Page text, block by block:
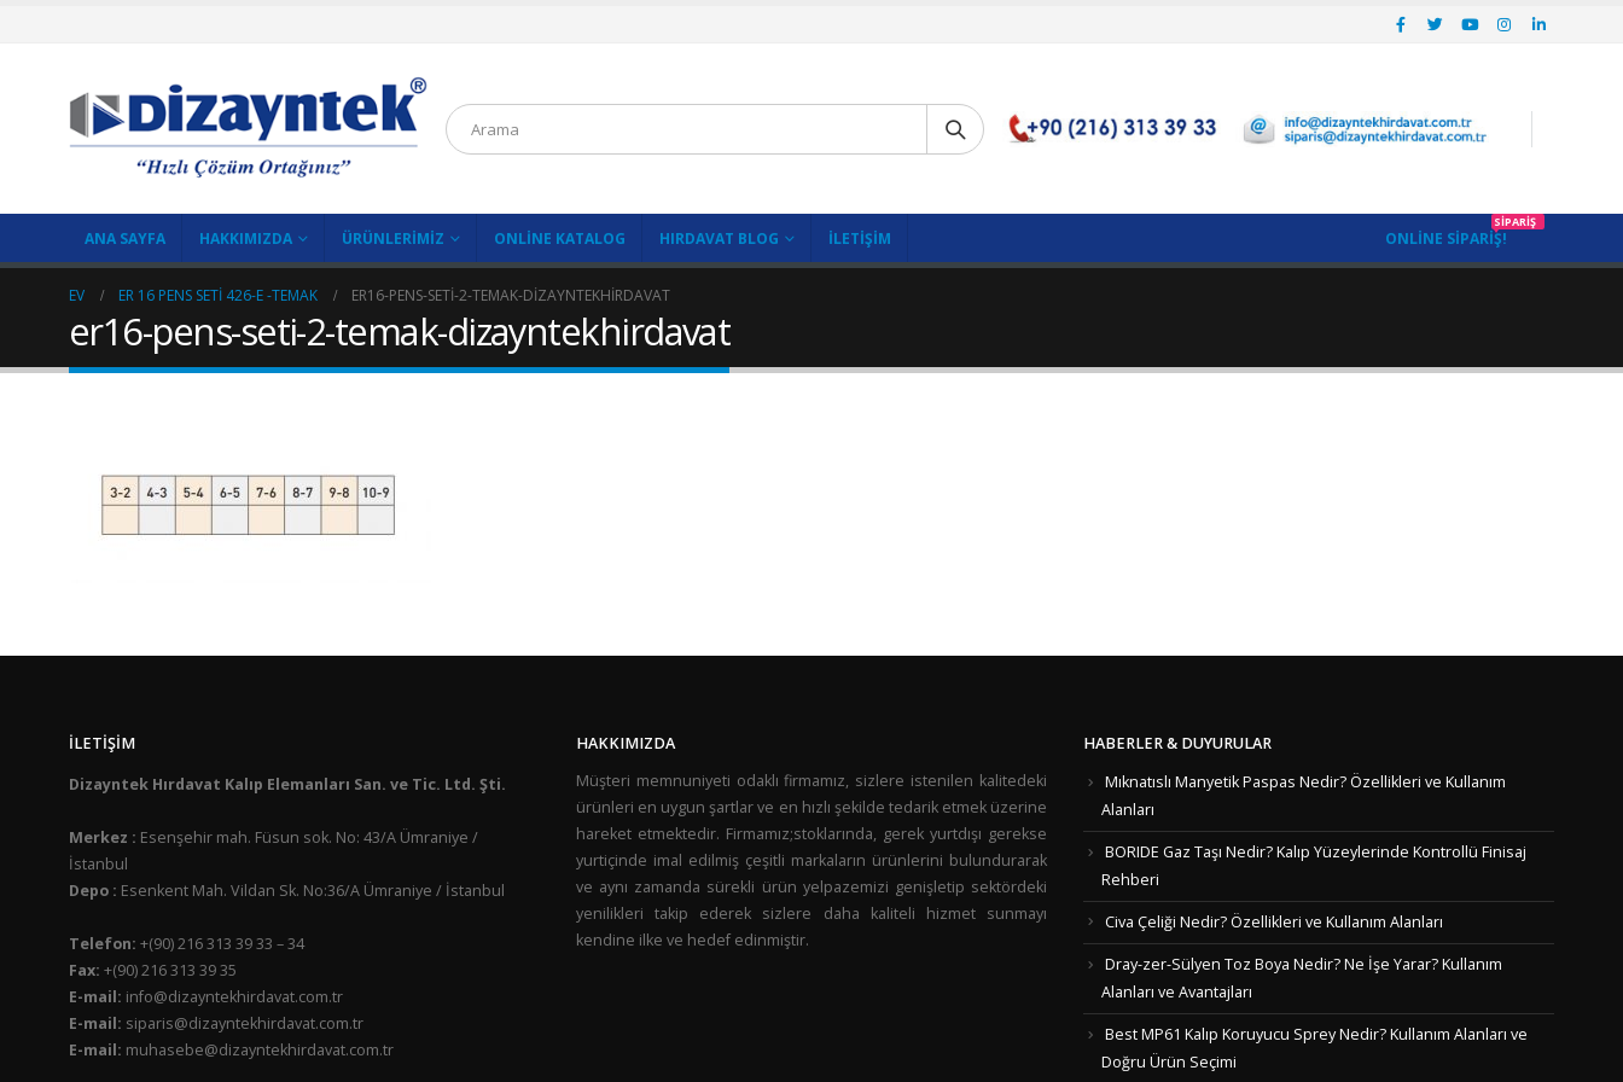
ANA SAYFA HAKKIMIZDA ÜRÜNLERIMIZ ONLINE KATALOG HIRDAVAT BLOG İLETIŞIM ONLINE SIPARIŞ!
SIPARIŞ
EV ER 16 PENS SETI 426-E -TEMAK ER16-PENS-SETI-2-TEMAK-DIZAYNTEKHIRDAVAT
er16-pens-seti-2-temak-dizayntekhirdavat
İLETIŞIM
Dizayntek Hırdavat Kalıp Elemanları San. ve Tic. Ltd. Şti.
Merkez : Esenşehir mah. Füsun sok. No: 43/A Ümraniye /
İstanbul
Depo : Esenkent Mah. Vildan Sk. No:36/A Ümraniye / İstanbul
Telefon: +(90) 216 313 39 33 – 34
Fax: +(90) 216 313 39 35
E-mail: info@dizayntekhirdavat.com.tr
E-mail: siparis@dizayntekhirdavat.com.tr
E-mail: muhasebe@dizayntekhirdavat.com.tr
HAKKIMIZDA
Müşteri memnuniyeti odaklı firmamız, sizlere istenilen kalitedeki
ürünleri en uygun şartlar ve en hızlı şekilde tedarik etmek üzerine
hareket etmektedir. Firmamız;stoklarında, gerek yurtdışı gerekse
yurtiçinde imal edilmiş çeşitli markaların ürünlerini bulundurarak
ve aynı zamanda sürekli ürün yelpazemizi genişletip sektördeki
yenilikleri takip ederek sizlere daha kaliteli hizmet sunmayı
kendine ilke ve hedef edinmiştir.
HABERLER & DUYURULAR
Mıknatıslı Manyetik Paspas Nedir? Özellikleri ve Kullanım
Alanları
BORIDE Gaz Taşı Nedir? Kalıp Yüzeylerinde Kontrollü Finisaj
Rehberi
Civa Çeliği Nedir? Özellikleri ve Kullanım Alanları
Dray-zer-Sülyen Toz Boya Nedir? Ne İşe Yarar? Kullanım
Alanları ve Avantajları
Best MP61 Kalıp Koruyucu Sprey Nedir? Kullanım Alanları ve
Doğru Ürün Seçimi